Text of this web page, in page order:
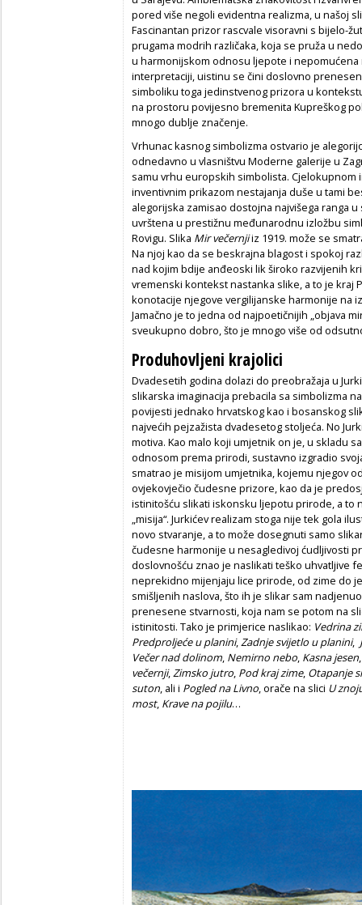
pored više negoli evidentna realizma, u našoj
Fascinantan prizor rascvale visoravni s bijelo-
prugama modrih različaka, koja se pruža u
u harmonijskom odnosu ljepote i
interpretaciji, uistinu se čini doslovno
simboliku toga jedinstvenog prizora u
na prostoru povijesno bremenita Kupreškog
mnogo dublje značenje.
Vrhunac kasnog simbolizma ostvario je
odnedavno u vlasništvu Moderne galerije u
samu vrhu europskih simbolista. Cjelokupnom
inventivnim prikazom nestajanja duše u tami
alegorijska zamisao dostojna najvišega ranga
uvrštena u prestižnu međunarodnu izložbu
Rovigu. Slika Mir večernjiiz 1919. može se
Na njoj kao da se beskrajna blagost i spokoj
nad kojim bdije anđeoski lik široko razvijenih
vremenski kontekst nastanka slike, a to je kraj
konotacije njegove vergilijanske harmonije na
Jamačno je to jedna od najpoetičnijih „objava
sveukupno dobro, što je mnogo više od
Produhovljeni krajolici
Dvadesetih godina dolazi do preobražaja u
slikarska imaginacija prebacila sa simbolizma
povijesti jednako hrvatskog kao i bosanskog
najvećih pejzažista dvadesetog stoljeća. No
motiva. Kao malo koji umjetnik on je, u skladu
odnosom prema prirodi, sustavno izgradio
smatrao je misijom umjetnika, kojemu njegov
ovjekovječio čudesne prizore, kao da je
istinitošću slikati iskonsku ljepotu prirode, a to
„misija“. Jurkićev realizam stoga nije tek gola
novo stvaranje, a to može dosegnuti samo
čudesne harmonije u nesagledivoj ćudljivosti
doslovnošću znao je naslikati teško uhvatljive
neprekidno mijenjaju lice prirode, od zime do
smišljenih naslova, što ih je slikar sam
prenesene stvarnosti, koja nam se potom na
istinitosti. Tako je primjerice naslikao: Vedrina
Predproljeće u planini, Zadnje svijetlo u planini,
Večer nad dolinom Nemirno nebo Kasna jesen
večernji, Zimsko jutro Pod kraj zime, Otapanje
suton , ali i Pogled na Livno , orače na slici U
most, Krave na pojilu…